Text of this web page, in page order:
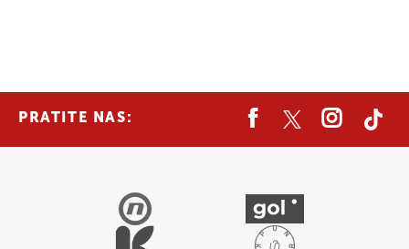
PRATITE NAS: